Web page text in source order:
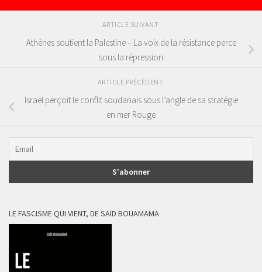
ARTICLE SUIVANT
Athènes soutient la Palestine – La voix de la résistance perce
sous la répression
ARTICLE PRÉCÉDENT
Israël perçoit le conflit soudanais sous l’angle de sa stratégie
en mer Rouge
LE FASCISME QUI VIENT, DE SAÏD BOUAMAMA